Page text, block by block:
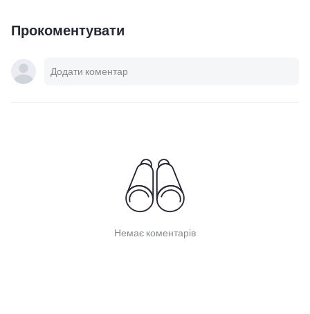
Прокоментувати
Немає коментарів